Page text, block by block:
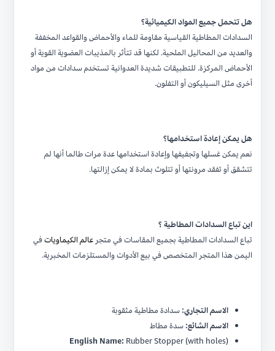
هل تتحمل جميع المواد الكيميائية؟
السدادات المطاطية القياسية مقاومة للماء والأحماض والقواعد المخففة
والعديد من المحاليل الملحية. لكنها قد تتأثر بالمذيبات العضوية القوية أو
الأحماض المركزة. للتطبيقات شديدة العدوانية تستخدم سدادات من مواد
أخرى مثل السيليكون أو التفلون.
هل يمكن إعادة استخدامها؟
نعم يمكن غسلها وتجفيفها وإعادة استخدامها عدة مرات طالما أنها لم
تتشقق أو تفقد مرونتها أو تتلوث بمادة لا يمكن إزالتها.
اين تباع السدادات المطاطية ؟
تباع السدادات المطاطية بجميع المقاسات في متجر عالم الكيماوياتفي
اليمن هذا المتجر المتخصص في بيع الأدوات والمستلزمات المخبرية.
الاسم التجاري:سدادة مطاطية مثقوبة
الاسم الشائع:سدة مطاط
English Name: Rubber Stopper (with holes)